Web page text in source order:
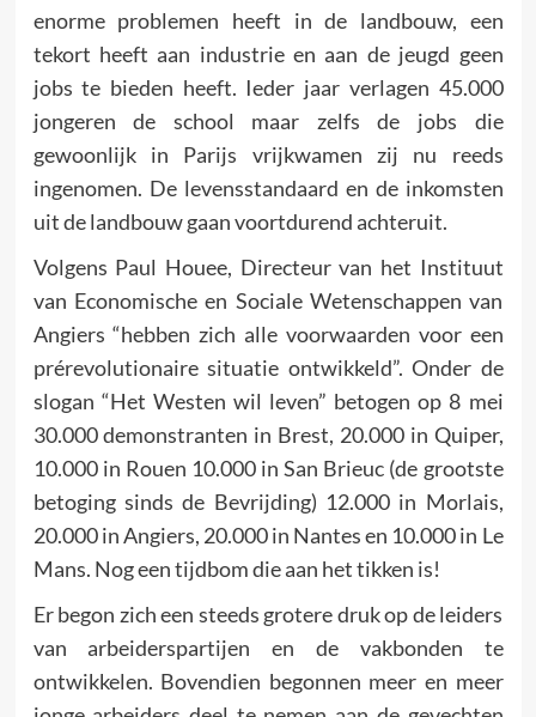
enorme proble­men heeft in de landbouw, een
tekort heeft aan industrie en aan de jeugd geen
jobs te bieden heeft. Ieder jaar verlagen 45.000
jongeren de school maar zelfs de jobs die
gewoonlijk in Parijs vrijkwamen zij nu reeds
ingenomen. De levensstandaard en de inkomsten
uit de landbouw gaan voortdurend achteruit.
Volgens Paul Houee, Directeur van het Instituut
van Economische en Sociale Wetenschappen van
Angiers “hebben zich alle voorwaar­den voor een
prérevolutionaire situatie ontwikkeld”. Onder de
slogan “Het Westen wil leven” betogen op 8 mei
30.000 demonstranten in Brest, 20.000 in Quiper,
10.000 in Rouen 10.000 in San Brieuc (de grootste
betoging sinds de Bevrij­ding) 12.000 in Morlais,
20.000 in Angiers, 20.000 in Nantes en 10.000 in Le
Mans. Nog een tijdbom die aan het tikken is!
Er begon zich een steeds grotere druk op de leiders
van arbei­derspartijen en de vakbonden te
ontwikkelen. Bovendien begon­nen meer en meer